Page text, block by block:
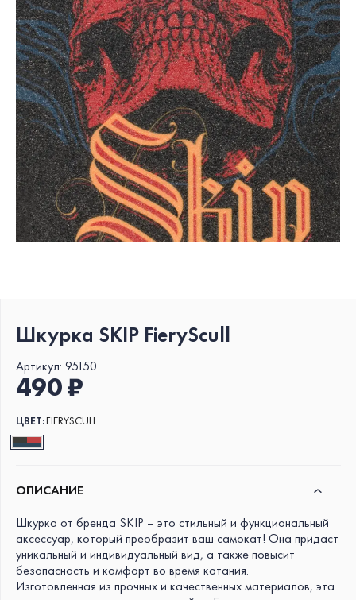
Шкурка SKIP FieryScull
Артикул: 95150
490 ₽
ЦВЕТ:FIERYSCULL
ОПИСАНИЕ
Шкурка от бренда SKIP – это стильный и функциональный
аксессуар, который преобразит ваш самокат! Она придаст
уникальный и индивидуальный вид, а также повысит
безопасность и комфорт во время катания.
Изготовленная из прочных и качественных материалов, эта